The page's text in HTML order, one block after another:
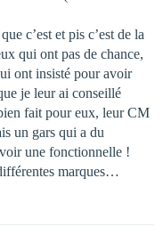
c’est et pis c’est de la
qui ont pas de chance,
ont insisté pour avoir
je leur ai conseillé
fait pour eux, leur CM
un gars qui a du
une fonctionnelle !
marques…